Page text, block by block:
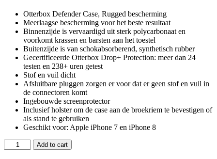
Otterbox Defender Case, Rugged bescherming
Meerlaagse bescherming voor het beste resultaat
Binnenzijde is vervaardigd uit sterk polycarbonaat en
voorkomt krassen en barsten aan het toestel
Buitenzijde is van schokabsorberend, synthetisch rubber
Gecertificeerde Otterbox Drop+ Protection: meer dan 24
testen en 238+ uren getest
Stof en vuil dicht
Afsluitbare pluggen zorgen er voor dat er geen stof en vuil in
de connectoren komt
Ingebouwde screenprotector
Inclusief holster om de case aan de broekriem te bevestigen of
als stand te gebruiken
Geschikt voor: Apple iPhone 7 en iPhone 8
Add to cart